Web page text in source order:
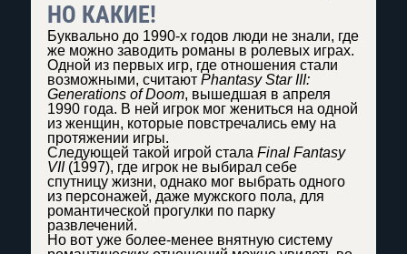
НО КАКИЕ!
Буквально до 1990-х годов люди не знали, где
же можно заводить романы в ролевых играх.
Одной из первых игр, где отношения стали
возможными, считают Phantasy Star III:
Generations of Doom, вышедшая в апреля
1990 года. В ней игрок мог жениться на одной
из женщин, которые повстречались ему на
протяжении игры.
Следующей такой игрой стала Final Fantasy
VII(1997), где игрок не выбирал себе
спутницу жизни, однако мог выбрать одного
из персонажей, даже мужского пола, для
романтической прогулки по парку
развлечений.
Но вот уже более-менее внятную систему